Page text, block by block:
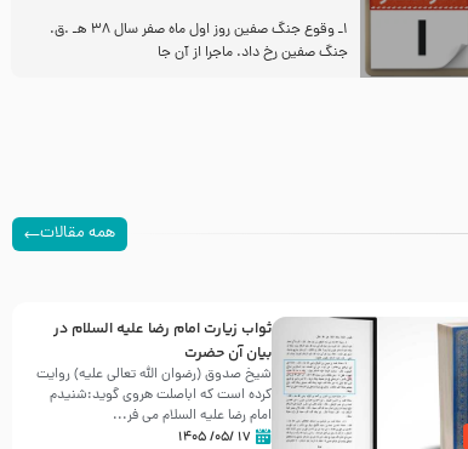
1ـ وقوع جنگ صفین روز اول ماه صفر سال 38 هـ .ق.
جنگ صفین رخ داد. ماجرا از آن جا
همه مقالات
ثواب زیارت امام رضا علیه السلام در
بیان آن حضرت
شیخ صدوق (رضوان الله تعالی علیه) روایت
کرده است که اباصلت هروی گوید:شنیدم
امام رضا علیه السلام می فر...
۱۷ /۰۵/ ۱۴۰۵